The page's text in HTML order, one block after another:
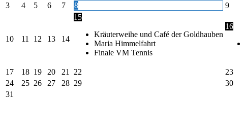
3
4 5 6 7 8 9
10 11 12 13 14
15
Kräuterweihe und Café der Goldhauben
Maria Himmelfahrt
Finale VM Tennis
16
17 18 19 20 21 22
23
24
25 26 27 28 29
30
31